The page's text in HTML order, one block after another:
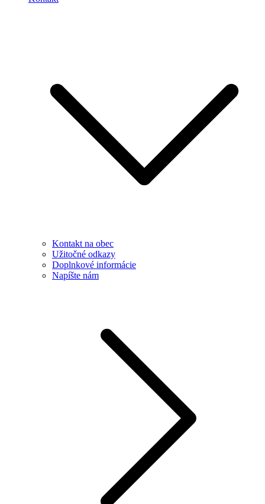
Kontakt na obec
Užitočné odkazy
Doplnkové informácie
Napíšte nám